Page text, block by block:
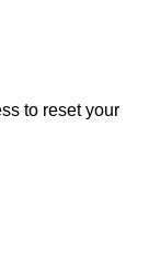
to reset your